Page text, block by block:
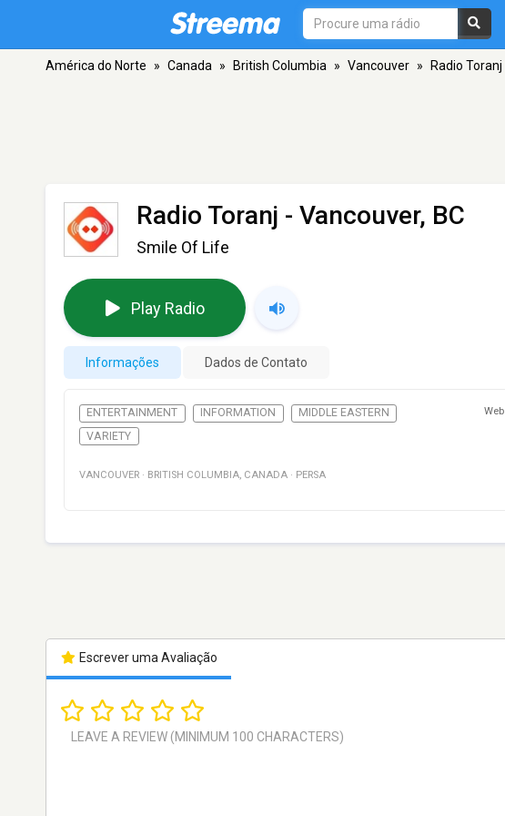
América do Norte » Canada » British Columbia » Vancouver » Radio Toranj
Radio Toranj - Vancouver, BC
Smile Of Life
Play Radio
Informações Dados de Contato
ENTERTAINMENT INFORMATION
MIDDLE EASTERN
VARIETY
Web
VANCOUVER · BRITISH COLUMBIA, CANADA · PERSA
Escrever uma Avaliação